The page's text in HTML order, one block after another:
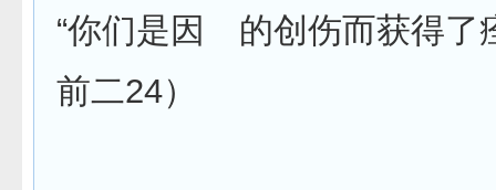
“你们是因 的创伤而获得了
前二24）